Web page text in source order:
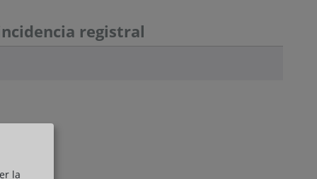
registral
la